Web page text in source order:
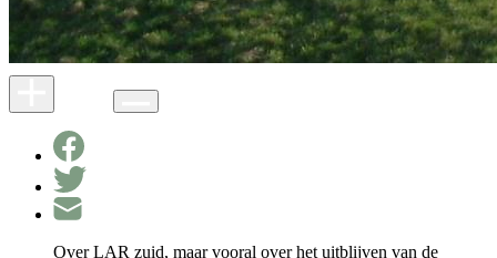
Over LAR zuid, maar vooral over het uitblijven van de